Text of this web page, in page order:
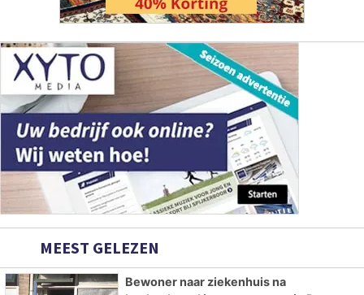
MEEST GELEZEN
Bewoner naar ziekenhuis na